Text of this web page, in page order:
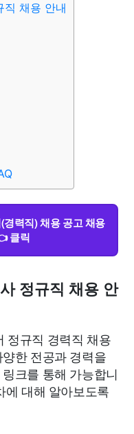
뷰 원예
채용 안내
력직) 채용 공고 채용
클릭
정규직 채용 안
정규직 경력직 채용
한 전공과 경력을
크를 통해 가능합니
에 대해 알아보도록